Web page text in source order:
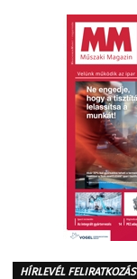
HÍRLEVÉL FELIRATKOZÁS